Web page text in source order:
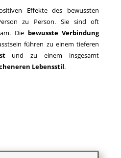
Effekte des bewussten
zu Person. Sie sind oft
Die bewusste Verbindung
führen zu einem tieferen
und zu einem insgesamt
Lebensstil.